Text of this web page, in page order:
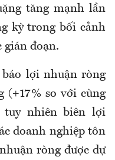
tăng mạnh lần
kỳ trong bối cảnh
gián đoạn.
lợi nhuận ròng
(+17% so với cùng
tuy nhiên biên lợi
doanh nghiệp tôn
ròng được dự